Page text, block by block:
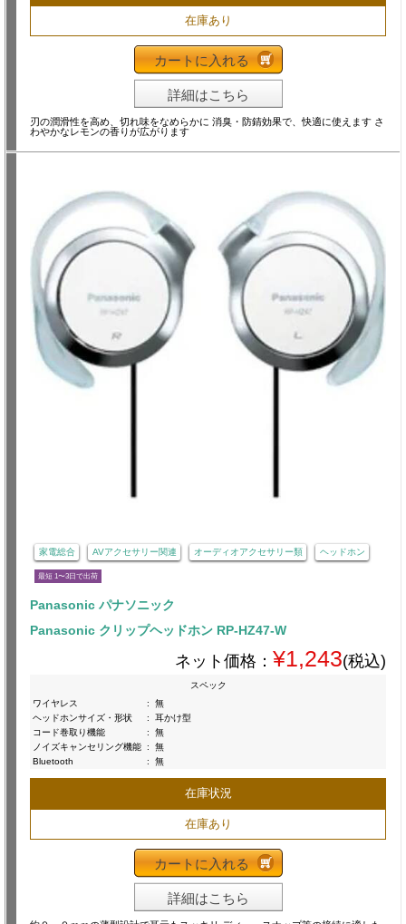
在庫あり
カートに入れる
詳細はこちら
刃の潤滑性を高め、切れ味をなめらかに 消臭・防錆効果で、快適に使えます さ
わやかなレモンの香りが広がります
家電総合 AVアクセサリー関連 オーディオアクセサリー類 ヘッドホン
最短 1〜3日で出荷
Panasonic パナソニック
Panasonic クリップヘッドホン RP-HZ47-W
ネット価格： ¥1,243(税込)
スペック
ワイヤレス
:
無
ヘッドホンサイズ・形状
:
耳かけ型
コード巻取り機能
:
無
ノイズキャンセリング機能 :
無
Bluetooth
: 無
在庫状況
在庫あり
カートに入れる
詳細はこちら